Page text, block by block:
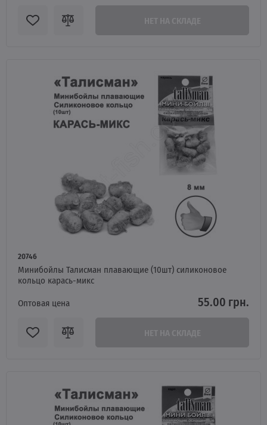
20746
Минибойлы Талисман плавающие (10шт) силиконовое
кольцо карась-микс
Оптовая цена
55.00 грн.